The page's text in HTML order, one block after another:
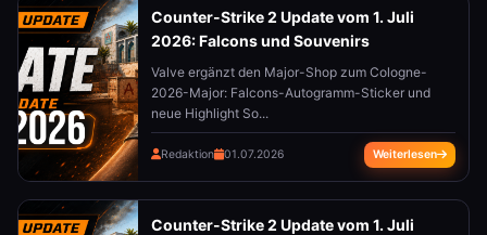
Counter-Strike 2 Update vom 1. Juli
2026: Falcons und Souvenirs
Valve ergänzt den Major-Shop zum Cologne-
2026-Major: Falcons-Autogramm-Sticker und
neue Highlight So...
Redaktion 01.07.2026 Weiterlesen
Counter-Strike 2 Update vom 1. Juli